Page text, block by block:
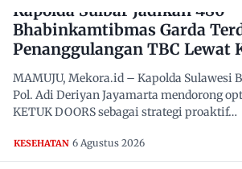
Kapolda Sulbar Jadikan 480
Bhabinkamtibmas Garda
Penanggulangan TBC Lewat
DOORS di 650 Desa
MAMUJU, Mekora.id – Kapolda Sulawesi
Pol. Adi Deriyan Jayamarta mendorong
KETUK DOORS sebagai strategi proaktif…
KESEHATAN 6 Agustus 2026